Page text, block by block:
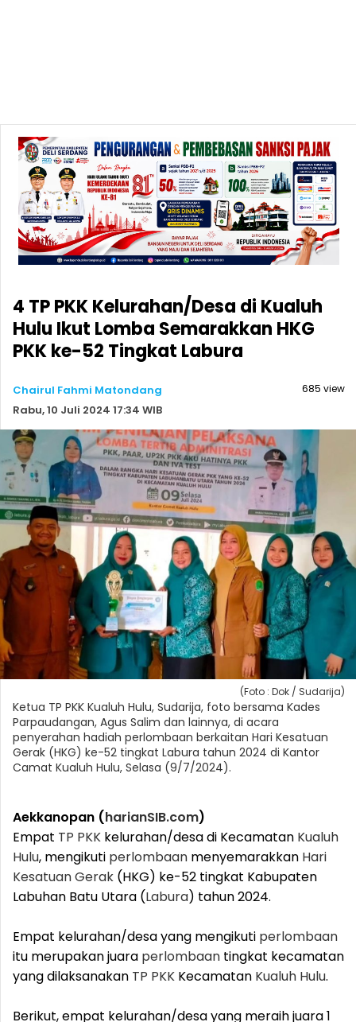
4 TP PKK Kelurahan/Desa di Kualuh
Hulu Ikut Lomba Semarakkan HKG
PKK ke-52 Tingkat Labura
Chairul Fahmi Matondang
Rabu, 10 Juli 2024 17:34 WIB
685 view
(Foto : Dok / Sudarija)
Ketua TP PKK Kualuh Hulu, Sudarija, foto bersama Kades
Parpaudangan, Agus Salim dan lainnya, di acara
penyerahan hadiah perlombaan berkaitan Hari Kesatuan
Gerak (HKG) ke-52 tingkat Labura tahun 2024 di Kantor
Camat Kualuh Hulu, Selasa (9/7/2024).
Aekkanopan (harianSIB.com)
Empat TP PKK kelurahan/desa di Kecamatan Kualuh
Hulu, mengikuti perlombaan menyemarakkan Hari
Kesatuan Gerak (HKG) ke-52 tingkat Kabupaten
Labuhan Batu Utara (Labura) tahun 2024.
Empat kelurahan/desa yang mengikuti perlombaan
itu merupakan juara perlombaan tingkat kecamatan
yang dilaksanakan TP PKK Kecamatan Kualuh Hulu.
Berikut, empat kelurahan/desa yang meraih juara 1